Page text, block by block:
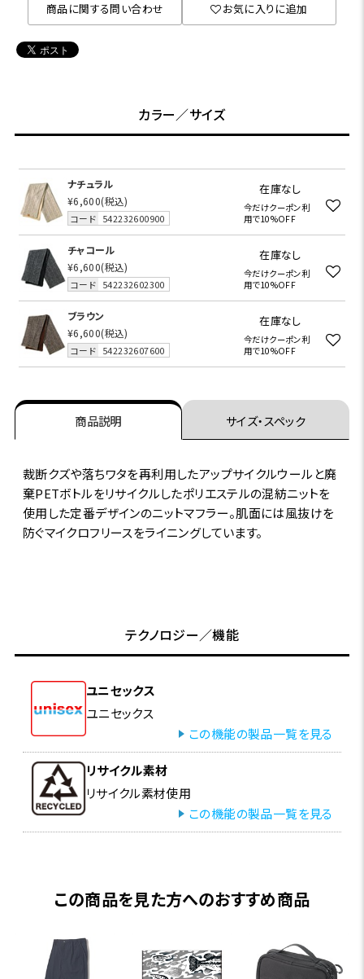
商品に関する問い合わせ お気に入りに追加
カラー／サイズ
ナチュラル
¥6,600(税込)
コード 542232600900
在庫なし
今だけクーポン利
用で10%OFF
チャコール
¥6,600(税込)
コード 542232602300
在庫なし
今だけクーポン利
用で10%OFF
ブラウン
¥6,600(税込)
コード 542232607600
在庫なし
今だけクーポン利
用で10%OFF
商品説明 サイズ・スペック
裁断クズや落ちワタを再利用したアップサイクルウールと廃
棄PETボトルをリサイクルしたポリエステルの混紡ニットを
使用した定番デザインのニットマフラー。肌面には風抜けを
防ぐマイクロフリースをライニングしています。
テクノロジー／機能
ユニセックス
ユニセックス
この機能の製品一覧を見る
リサイクル素材
リサイクル素材使用
この機能の製品一覧を見る
この商品を見た方へのおすすめ商品